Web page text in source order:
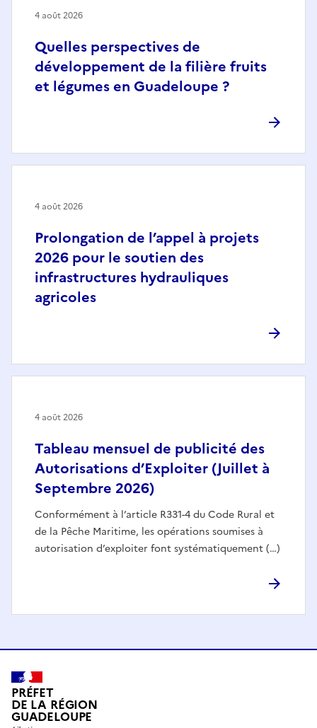
Quelles perspectives de
développement de la filière fruits
et légumes en Guadeloupe ?
4 août 2026
Prolongation de l’appel à projets
2026 pour le soutien des
infrastructures hydrauliques
agricoles
4 août 2026
Tableau mensuel de publicité des
Autorisations d’Exploiter (Juillet à
Septembre 2026)
Conformément à l’article R331-4 du Code Rural et
de la Pêche Maritime, les opérations soumises à
autorisation d’exploiter font systématiquement (…)
4 août 2026
PRÉFET
DE LA RÉGION
GUADELOUPE